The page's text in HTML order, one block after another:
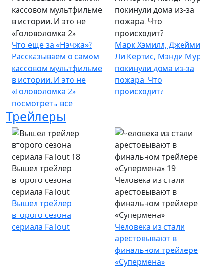
кассовом мультфильме
в истории. И это не
«Головоломка 2»
Что еще за «Нэчжа»?
Рассказываем о самом
кассовом мультфильме
в истории. И это не
«Головоломка 2»
покинули дома из-за
пожара. Что
происходит?
Марк Хэмилл, Джейми
Ли Кертис, Мэнди Мур
покинули дома из-за
пожара. Что
происходит?
посмотреть все
Трейлеры
Вышел трейлер
второго сезона
сериала Fallout
Вышел трейлер
второго сезона
сериала Fallout
Человека из стали
арестовывают в
финальном трейлере
«Супермена»
Человека из стали
арестовывают в
финальном трейлере
«Супермена»